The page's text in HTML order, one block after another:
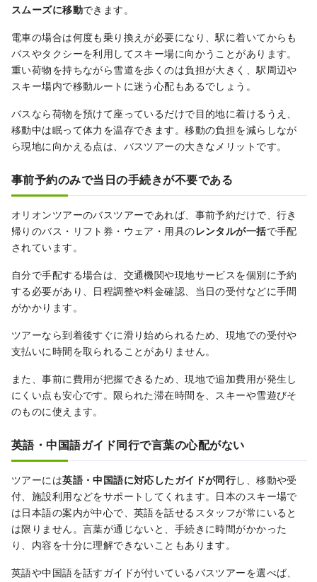
スムーズに移動できます。
電車の場合は何度も乗り換えが必要になり、駅に着いてからも
バスやタクシーを利用してスキー場に向かうことがあります。
重い荷物を持ちながら雪道を歩くのは負担が大きく、駅周辺や
スキー場内で移動ルートに迷う心配もあるでしょう。
バスなら荷物を預けて座っているだけで目的地に着けるうえ、
移動中は眠って体力を温存できます。移動の負担を減らしなが
ら現地に向かえる点は、バスツアーの大きなメリットです。
事前予約のみで当日の手続きが不要である
オリオンツアーのバスツアーであれば、事前予約だけで、行き
帰りのバス・リフト券・ウェア・用具のレンタルが一括で手配
されています。
自分で手配する場合は、交通機関や現地サービスを個別に予約
する必要があり、日程調整や料金確認、当日の受付などに手間
がかかります。
ツアーなら到着後すぐに滑り始められるため、現地での受付や
支払いに時間を取られることがありません。
また、事前に費用が把握できるため、現地で追加費用が発生し
にくい点も安心です。限られた滞在時間を、スキーや雪遊びそ
のものに使えます。
英語・中国語ガイド同行で言葉の心配がない
ツアーには英語・中国語に対応したガイドが同行し、移動や受
付、施設利用などをサポートしてくれます。日本のスキー場で
は日本語の案内が中心で、英語を話せるスタッフが常にいると
は限りません。言葉が通じないと、手続きに時間がかかった
り、内容を十分に理解できないこともあります。
英語や中国語を話すガイドが付いているバスツアーを選べば、